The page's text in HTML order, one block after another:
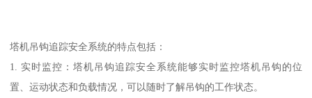
塔机吊钩追踪安全系统的特点包括：
1. 实时监控：塔机吊钩追踪安全系统能够实时监控塔机吊钩的位
置、运动状态和负载情况，可以随时了解吊钩的工作状态。